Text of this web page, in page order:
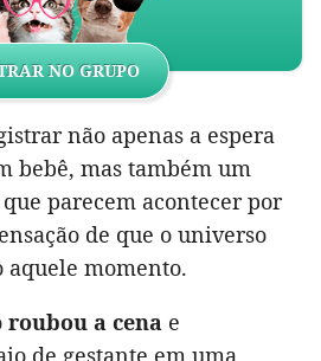
NO GRUPO
não apenas a espera
bebê, mas também um
parecem acontecer por
de que o universo
aquele momento.
roubou a cena e
de gestante em uma